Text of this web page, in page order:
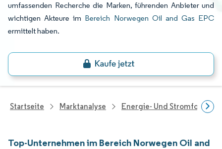
umfassenden Recherche die Marken, führenden Anbieter und
wichtigen Akteure im Bereich Norwegen Oil and Gas EPC
ermittelt haben.
Startseite Marktanalyse Energie- Und
Top-Unternehmen im Bereich Norwegen Oil and